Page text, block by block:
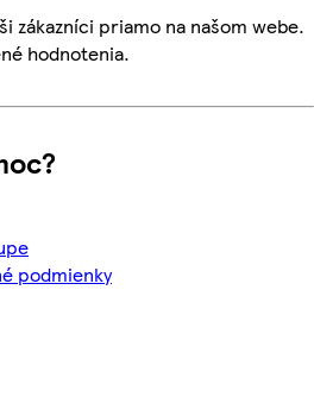
zákazníci priamo na našom webe.
hodnotenia.
podmienky